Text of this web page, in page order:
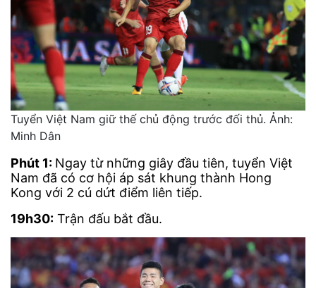
Tuyển Việt Nam giữ thế chủ động trước đối thủ. Ảnh:
Minh Dân
Phút 1: Ngay từ những giây đầu tiên, tuyển Việt
Nam đã có cơ hội áp sát khung thành Hong
Kong với 2 cú dứt điểm liên tiếp.
19h30: Trận đấu bắt đầu.